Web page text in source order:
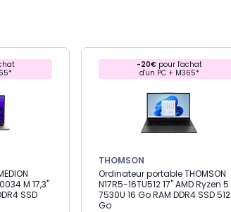
M 17,3"
SSD
-20€pour l'achat
d'un PC + M365*
THOMSON
Ordinateur portable THOMSON
N17R5-16TU512 17" AMD Ryzen 5
7530U 16 Go RAM DDR4 SSD 512
Go